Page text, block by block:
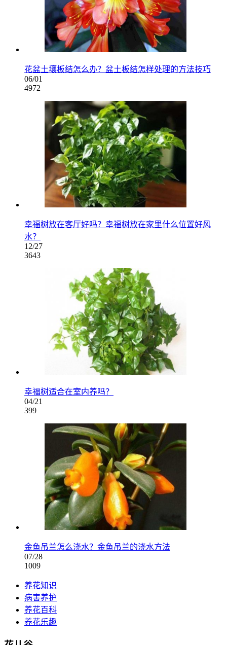
花盆土壤板结怎么办？盆土板结怎样处理的方法技巧
06/01
4972
幸福树放在客厅好吗？幸福树放在家里什么位置好风
水？
12/27
3643
幸福树适合在室内养吗？
04/21
399
金鱼吊兰怎么浇水？金鱼吊兰的浇水方法
07/28
1009
养花知识
病害养护
养花百科
养花乐趣